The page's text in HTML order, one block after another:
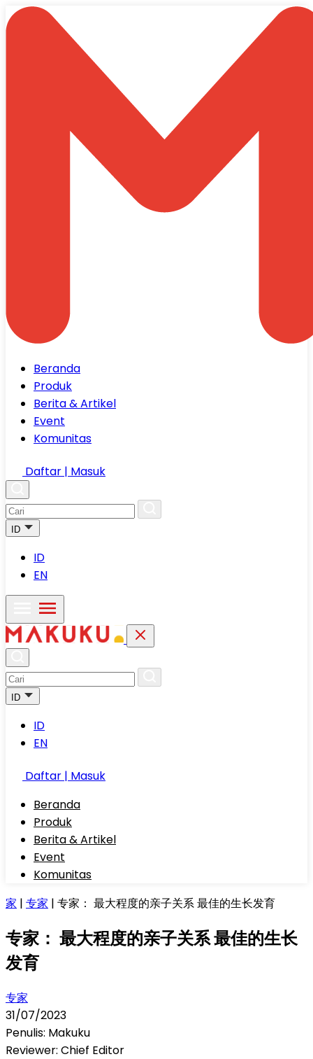
Beranda
Produk
Berita & Artikel
Event
Komunitas
Daftar | Masuk
ID
ID
EN
ID
ID
EN
Daftar | Masuk
Beranda
Produk
Berita & Artikel
Event
Komunitas
家 | 专家 | 专家： 最大程度的亲子关系 最佳的生长发育
专家： 最大程度的亲子关系 最佳的生长
发育
专家
31/07/2023
Penulis: Makuku
Reviewer: Chief Editor